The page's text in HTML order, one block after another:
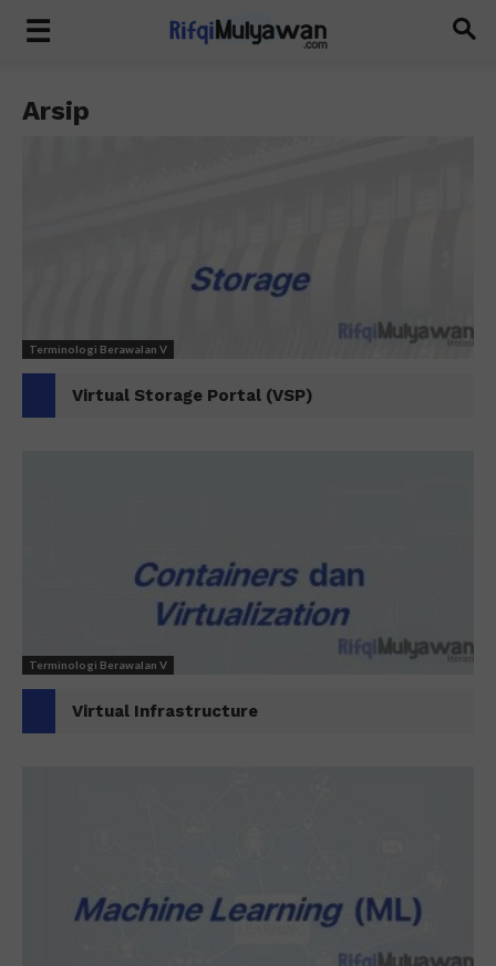
Arsip
Terminologi Berawalan V
Virtual Storage Portal (VSP)
Terminologi Berawalan V
Virtual Infrastructure